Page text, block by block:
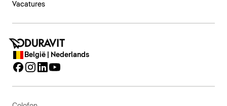
Vacatures
België | Nederlands